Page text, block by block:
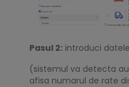
Pasul 2: introduci
(sistemul va detecta
afisa numarul de rate